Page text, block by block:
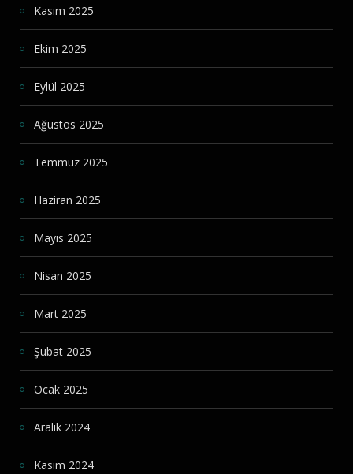
Kasım 2025
Ekim 2025
Eylül 2025
Ağustos 2025
Temmuz 2025
Haziran 2025
Mayıs 2025
Nisan 2025
Mart 2025
Şubat 2025
Ocak 2025
Aralık 2024
Kasım 2024